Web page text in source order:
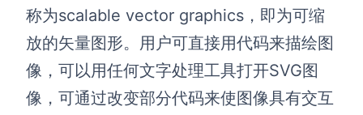
称为scalable vector graphics，即为可缩
放的矢量图形。用户可直接用代码来描绘图
像，可以用任何文字处理工具打开SVG图
像，可通过改变部分代码来使图像具有交互